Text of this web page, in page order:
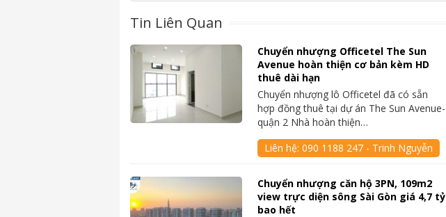
Tin Liên Quan
Chuyển nhượng Officetel The Sun
Avenue hoàn thiện cơ bản kèm HD
thuê dài hạn
Chuyển nhượng lô Officetel đã có sẵn
hợp đồng thuê tại dự án The Sun Avenue-
quận 2 Nhà hoàn thiện…
Liên hệ:090 1188 247 - Trinh Nguyễn
Chuyển nhượng căn hộ 3PN, 109m2
view trực diện sông Sài Gòn giá 4,7 tỷ
bao hết